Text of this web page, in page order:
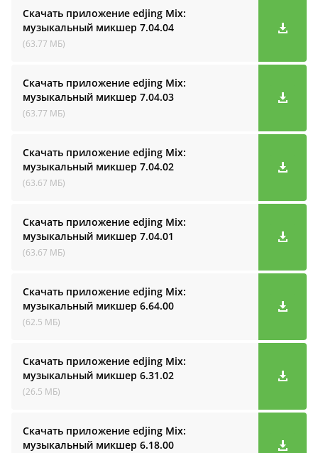
Скачать приложение edjing Mix:
музыкальный микшер 7.04.04
(63.77 МБ)
Скачать приложение edjing Mix:
музыкальный микшер 7.04.03
(63.77 МБ)
Скачать приложение edjing Mix:
музыкальный микшер 7.04.02
(63.67 МБ)
Скачать приложение edjing Mix:
музыкальный микшер 7.04.01
(63.67 МБ)
Скачать приложение edjing Mix:
музыкальный микшер 6.64.00
(62.5 МБ)
Скачать приложение edjing Mix:
музыкальный микшер 6.31.02
(26.5 МБ)
Скачать приложение edjing Mix:
музыкальный микшер 6.18.00